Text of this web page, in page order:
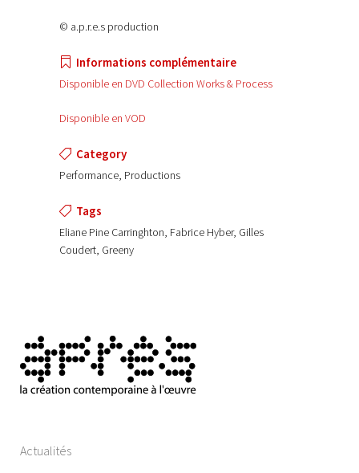
© a.p.r.e.s production
Informations complémentaire
Disponible en DVD Collection Works & Process
Disponible en VOD
Category
Performance, Productions
Tags
Eliane Pine Carringhton, Fabrice Hyber, Gilles
Coudert, Greeny
Actualités